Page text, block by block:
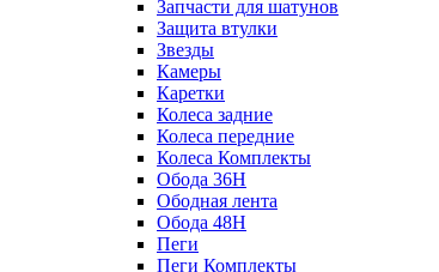
Запчасти для шатунов
Защита втулки
Звезды
Камеры
Каретки
Колеса задние
Колеса передние
Колеса Комплекты
Обода 36H
Ободная лента
Обода 48H
Пеги
Пеги Комплекты